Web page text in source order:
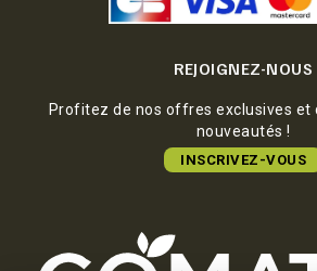
REJOIGNEZ-NOUS
Profitez de nos offres exclusives et
nouveautés !
INSCRIVEZ-VOUS